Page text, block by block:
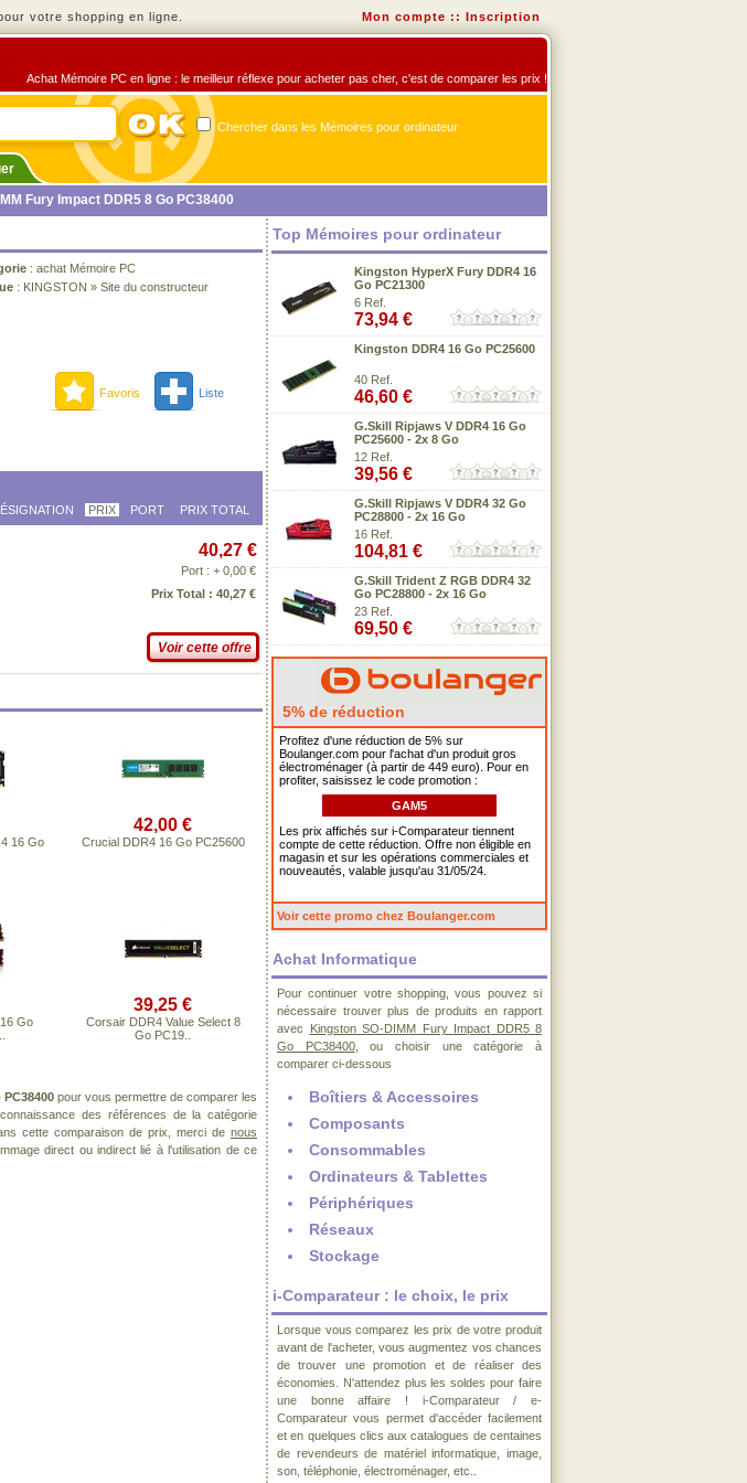
votre shopping en ligne. Mon compte :: Inscription
Achat Mémoire PC en ligne : le meilleur réflexe pour acheter pas cher, c'est de comparer les prix !
Chercher dans les Mémoires pour ordinateur
Fury Impact DDR5 8 Go PC38400
: achat Mémoire PC
: KINGSTON » Site du constructeur
Favoris Liste
PRIX PORT PRIX TOTAL
40,27 €
Port : + 0,00 €
Prix Total : 40,27 €
Voir cette offre
16 Go
42,00 €
Crucial DDR4 16 Go PC25600
Go
39,25 €
Corsair DDR4 Value Select 8
Go PC19..
pour vous permettre de comparer les
des références de la catégorie
cette comparaison de prix, merci de nous
direct ou indirect lié à l'utilisation de ce
Top Mémoires pour ordinateur
Kingston HyperX Fury DDR4 16
Go PC21300
6 Ref.
73,94 €
Kingston DDR4 16 Go PC25600
40 Ref.
46,60 €
G.Skill Ripjaws V DDR4 16 Go
PC25600 - 2x 8 Go
12 Ref.
39,56 €
G.Skill Ripjaws V DDR4 32 Go
PC28800 - 2x 16 Go
16 Ref.
104,81 €
G.Skill Trident Z RGB DDR4 32
Go PC28800 - 2x 16 Go
23 Ref.
69,50 €
5% de réduction
Profitez d'une réduction de 5% sur
Boulanger.com pour l'achat d'un produit gros
électroménager (à partir de 449 euro). Pour en
profiter, saisissez le code promotion :
GAM5
Les prix affichés sur i-Comparateur tiennent
compte de cette réduction. Offre non éligible en
magasin et sur les opérations commerciales et
nouveautés, valable jusqu'au 31/05/24.
Voir cette promo chez Boulanger.com
Achat Informatique
Pour continuer votre shopping, vous pouvez si
nécessaire trouver plus de produits en rapport
avec
Kingston SO-DIMM Fury Impact DDR5 8
Go PC38400, ou choisir une catégorie à
comparer ci-dessous
Boîtiers & Accessoires
Composants
Consommables
Ordinateurs & Tablettes
Périphériques
Réseaux
Stockage
i-Comparateur : le choix, le prix
Lorsque vous comparez les prix de votre produit
avant de l'acheter, vous augmentez vos chances
de trouver une promotion et de réaliser des
économies. N'attendez plus les soldes pour faire
une bonne affaire ! i-Comparateur / e-
Comparateur vous permet d'accéder facilement
et en quelques clics aux catalogues de centaines
de revendeurs de matériel informatique, image,
son, téléphonie, électroménager, etc..